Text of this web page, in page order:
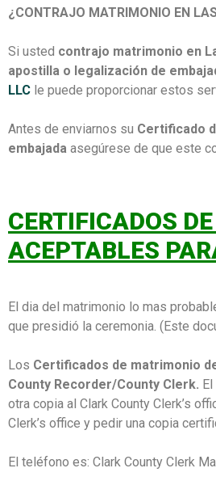
¿CONTRAJO MATRIMONIO EN
Si usted contrajo matrimonio en
apostilla o legalización de
LLC le puede proporcionar estos
Antes de enviarnos su Certificado
embajada asegúrese de que este
CERTIFICADOS
ACEPTABLES
El dia del matrimonio lo mas
que presidió la ceremonia. (Este
Los Certificados de matrimonio
County Recorder/County Clerk.
otra copia al Clark County Clerk’s
Clerk’s office y pedir una copia
El teléfono es: Clark County Clerk